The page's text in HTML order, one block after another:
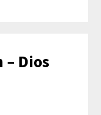
– Dios